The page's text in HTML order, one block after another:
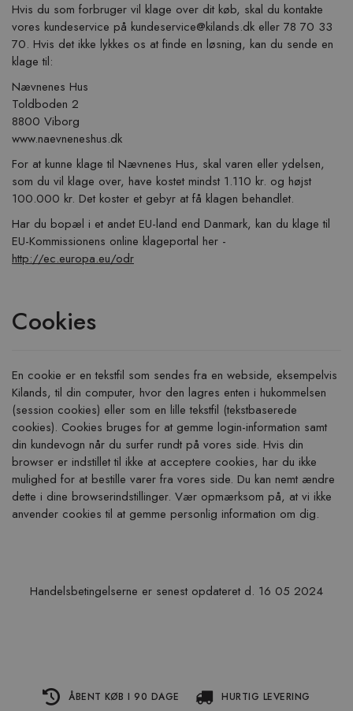
Hvis du som forbruger vil klage over dit køb, skal du kontakte
vores kundeservice på kundeservice@kilands.dk eller 78 70 33
70. Hvis det ikke lykkes os at finde en løsning, kan du sende en
klage til:
Nævnenes Hus
Toldboden 2
8800 Viborg
www.naevneneshus.dk
For at kunne klage til Nævnenes Hus, skal varen eller ydelsen,
som du vil klage over, have kostet mindst 1.110 kr. og højst
100.000 kr. Det koster et gebyr at få klagen behandlet.
Har du bopæl i et andet EU-land end Danmark, kan du klage til
EU-Kommissionens online klageportal her -
http://ec.europa.eu/odr
Cookies
En cookie er en tekstfil som sendes fra en webside, eksempelvis
Kilands, til din computer, hvor den lagres enten i hukommelsen
(session cookies) eller som en lille tekstfil (tekstbaserede
cookies). Cookies bruges for at gemme login-information samt
din kundevogn når du surfer rundt på vores side. Hvis din
browser er indstillet til ikke at acceptere cookies, har du ikke
mulighed for at bestille varer fra vores side. Du kan nemt ændre
dette i dine browserindstillinger. Vær opmærksom på, at vi ikke
anvender cookies til at gemme personlig information om dig.
Handelsbetingelserne er senest opdateret d. 16 05 2024
ÅBENT KØB I 90 DAGE HURTIG LEVERING